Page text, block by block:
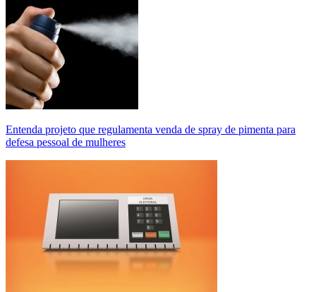
Entenda projeto que regulamenta venda de spray de pimenta para
defesa pessoal de mulheres